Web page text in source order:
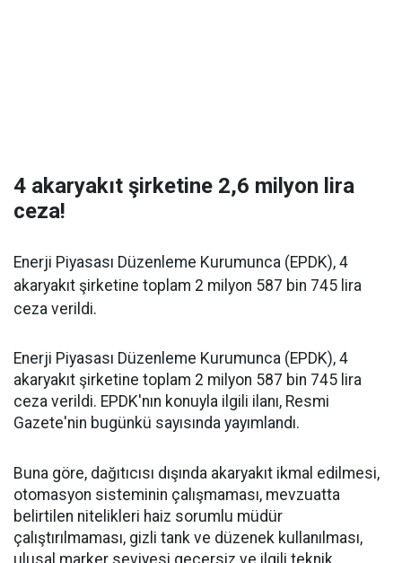
4 akaryakıt şirketine 2,6 milyon lira
ceza!
Enerji Piyasası Düzenleme Kurumunca (EPDK), 4
akaryakıt şirketine toplam 2 milyon 587 bin 745 lira
ceza verildi.
Enerji Piyasası Düzenleme Kurumunca (EPDK), 4
akaryakıt şirketine toplam 2 milyon 587 bin 745 lira
ceza verildi. EPDK'nın konuyla ilgili ilanı, Resmi
Gazete'nin bugünkü sayısında yayımlandı.
Buna göre, dağıtıcısı dışında akaryakıt ikmal edilmesi,
otomasyon sisteminin çalışmaması, mevzuatta
belirtilen nitelikleri haiz sorumlu müdür
çalıştırılmaması, gizli tank ve düzenek kullanılması,
ulusal marker seviyesi geçersiz ve ilgili teknik